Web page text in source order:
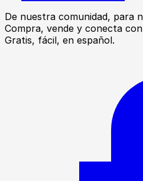
De nuestra comunidad, para
Compra, vende y conecta
Gratis, fácil, en español.